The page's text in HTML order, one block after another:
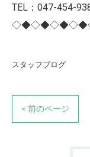
TEL：047-454-
スタッフブログ
< 前のページ